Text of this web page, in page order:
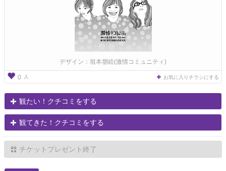
デザイン：垣本朋絵(激情コミュニティ)
0 人 お気に入りチラシにする
観たい！クチコミをする
観てきた！クチコミをする
チケットプレゼント終了